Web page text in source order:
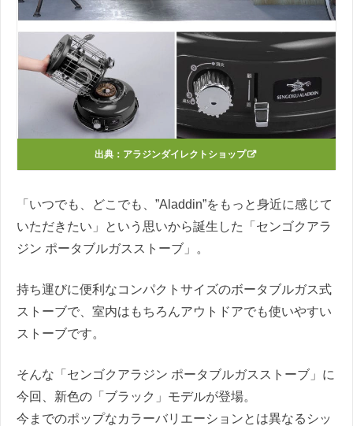
出典： アラジンダイレクトショップ
「いつでも、どこでも、”Aladdin”をもっと身近に感じて
いただきたい」という思いから誕生した「センゴクアラ
ジン ポータブルガスストーブ」。
持ち運びに便利なコンパクトサイズのボータブルガス式
ストーブで、室内はもちろんアウトドアでも使いやすい
ストーブです。
そんな「センゴクアラジン ポータブルガスストーブ」に
今回、新色の「ブラック」モデルが登場。
今までのポップなカラーバリエーションとは異なるシッ